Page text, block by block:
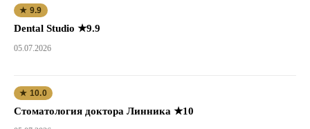
★ 9.9
Dental Studio ★9.9
05.07.2026
★ 10.0
Стоматология доктора Линника ★10